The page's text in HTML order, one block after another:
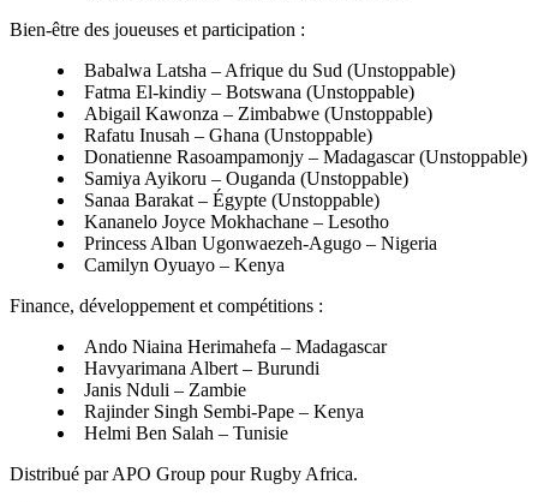
Bien-être des joueuses et participation :
Babalwa Latsha – Afrique du Sud (Unstoppable)
Fatma El-kindiy – Botswana (Unstoppable)
Abigail Kawonza – Zimbabwe (Unstoppable)
Rafatu Inusah – Ghana (Unstoppable)
Donatienne Rasoampamonjy – Madagascar (Unstoppable)
Samiya Ayikoru – Ouganda (Unstoppable)
Sanaa Barakat – Égypte (Unstoppable)
Kananelo Joyce Mokhachane – Lesotho
Princess Alban Ugonwaezeh-Agugo – Nigeria
Camilyn Oyuayo – Kenya
Finance, développement et compétitions :
Ando Niaina Herimahefa – Madagascar
Havyarimana Albert – Burundi
Janis Nduli – Zambie
Rajinder Singh Sembi-Pape – Kenya
Helmi Ben Salah – Tunisie
Distribué par APO Group pour Rugby Africa.